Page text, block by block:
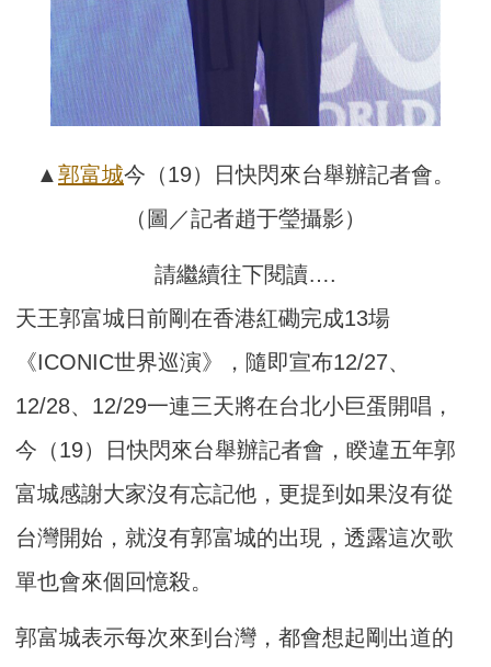
▲ 郭富城今（19）日快閃來台舉辦記者會。
（圖／記者趙于瑩攝影）
請繼續往下閱讀….
天王郭富城日前剛在香港紅磡完成13場
《ICONIC世界巡演》，隨即宣布12/27、
12/28、12/29一連三天將在台北小巨蛋開唱，
今（19）日快閃來台舉辦記者會，睽違五年郭
富城感謝大家沒有忘記他，更提到如果沒有從
台灣開始，就沒有郭富城的出現，透露這次歌
單也會來個回憶殺。
郭富城表示每次來到台灣，都會想起剛出道的